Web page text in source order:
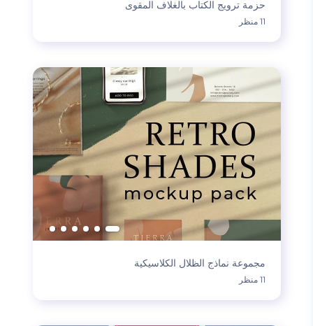
حزمة ترويج الكتاب بالغلاف المقوى
11 منظر
مجموعة نماذج الظلال الكلاسيكية
11 منظر